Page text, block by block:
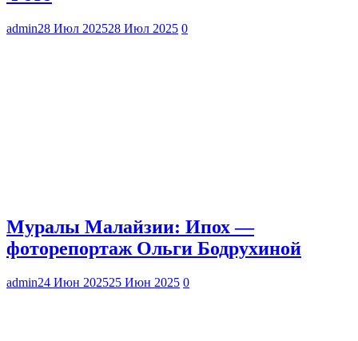
admin28 Июл 202528 Июл 2025 0
Муралы Малайзии: Ипох —
фоторепортаж Ольги Бодрухиной
admin24 Июн 202525 Июн 2025 0